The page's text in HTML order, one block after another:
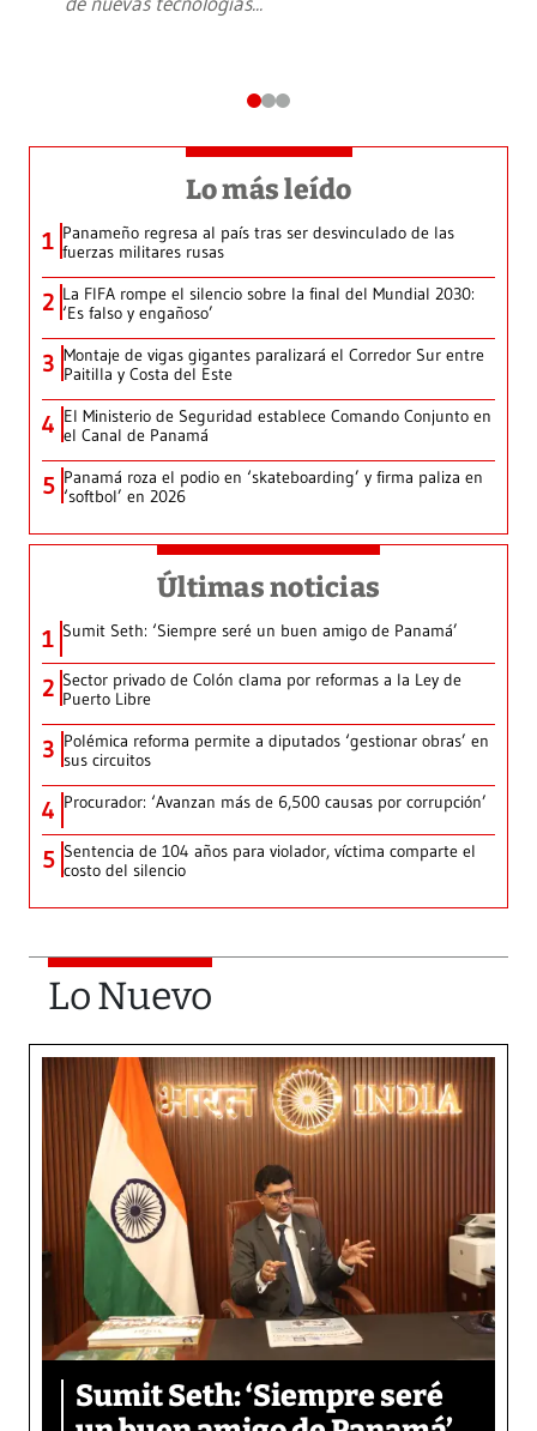
Lo más leído
1 Panameño regresa al país tras ser desvinculado de las
fuerzas militares rusas
2 La FIFA rompe el silencio sobre la final del Mundial 2030:
‘Es falso y engañoso’
3 Montaje de vigas gigantes paralizará el Corredor Sur entre
Paitilla y Costa del Este
4 El Ministerio de Seguridad establece Comando Conjunto en
el Canal de Panamá
5 Panamá roza el podio en ‘skateboarding’ y firma paliza en
‘softbol’ en 2026
Últimas noticias
1 Sumit Seth: ‘Siempre seré un buen amigo de Panamá’
2 Sector privado de Colón clama por reformas a la Ley de
Puerto Libre
3 Polémica reforma permite a diputados ‘gestionar obras’ en
sus circuitos
4 Procurador: ‘Avanzan más de 6,500 causas por corrupción’
5 Sentencia de 104 años para violador, víctima comparte el
costo del silencio
Lo Nuevo
Sumit Seth: ‘Siempre seré